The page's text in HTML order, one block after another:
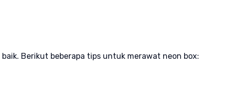
Berikut beberapa tips untuk merawat neon box: